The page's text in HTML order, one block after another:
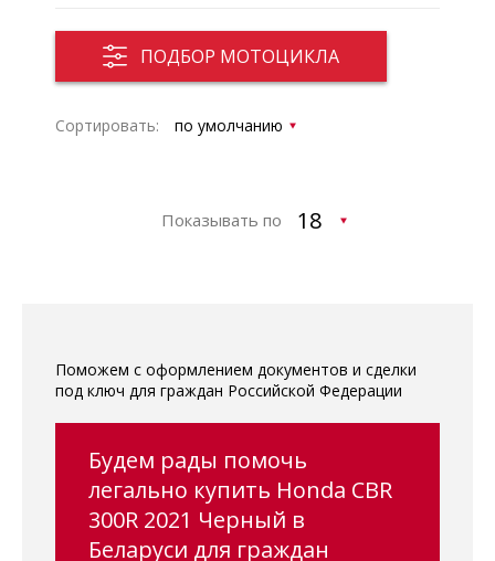
ПОДБОР МОТОЦИКЛА
Сортировать:
Показывать по
Поможем с оформлением документов и сделки
под ключ для граждан Российской Федерации
Будем рады помочь
легально купить Honda CBR
300R 2021 Черный в
Беларуси для граждан